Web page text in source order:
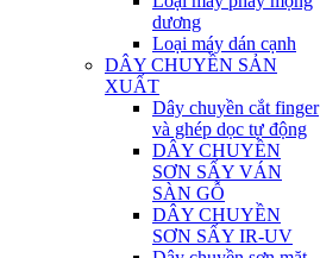
dương
Loại máy dán cạnh
DÂY CHUYỀN SẢN
XUẤT
Dây chuyền cắt finger
và ghép dọc tự động
DÂY CHUYỀN
SƠN SẤY VÁN
SÀN GỖ
DÂY CHUYỀN
SƠN SẤY IR-UV